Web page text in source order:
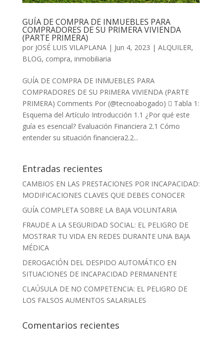
GUÍA DE COMPRA DE INMUEBLES PARA
COMPRADORES DE SU PRIMERA VIVIENDA
(PARTE PRIMERA)
por JOSÉ LUIS VILAPLANA| Jun 4, 2023 | ALQUILER,
BLOG, compra, inmobiliaria
GUÍA DE COMPRA DE INMUEBLES PARA
COMPRADORES DE SU PRIMERA VIVIENDA (PARTE
PRIMERA) Comments Por (@tecnoabogado)  Tabla 1:
Esquema del Artículo Introducción 1.1 ¿Por qué este
guía es esencial? Evaluación Financiera 2.1 Cómo
entender su situación financiera2.2...
Entradas recientes
CAMBIOS EN LAS PRESTACIONES POR INCAPACIDAD:
MODIFICACIONES CLAVES QUE DEBES CONOCER
GUÍA COMPLETA SOBRE LA BAJA VOLUNTARIA
FRAUDE A LA SEGURIDAD SOCIAL: EL PELIGRO DE
MOSTRAR TU VIDA EN REDES DURANTE UNA BAJA
MÉDICA
DEROGACIÓN DEL DESPIDO AUTOMÁTICO EN
SITUACIONES DE INCAPACIDAD PERMANENTE
CLAÚSULA DE NO COMPETENCIA: EL PELIGRO DE
LOS FALSOS AUMENTOS SALARIALES
Comentarios recientes